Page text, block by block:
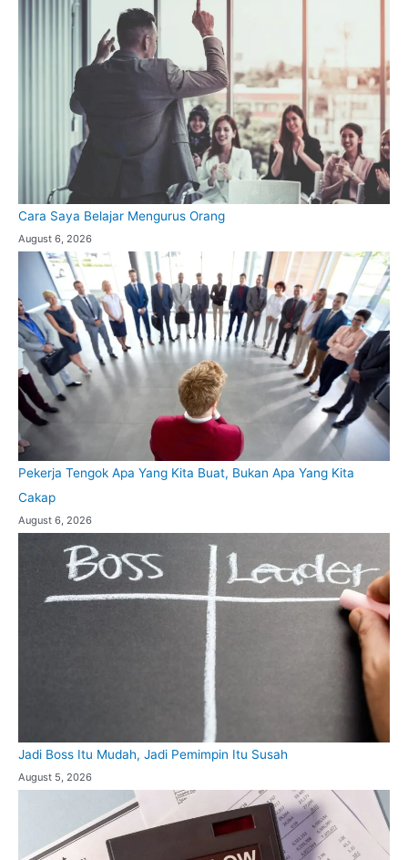
Cara Saya Belajar Mengurus Orang
August 6, 2026
Pekerja Tengok Apa Yang Kita Buat, Bukan Apa Yang Kita
Cakap
August 6, 2026
Jadi Boss Itu Mudah, Jadi Pemimpin Itu Susah
August 5, 2026